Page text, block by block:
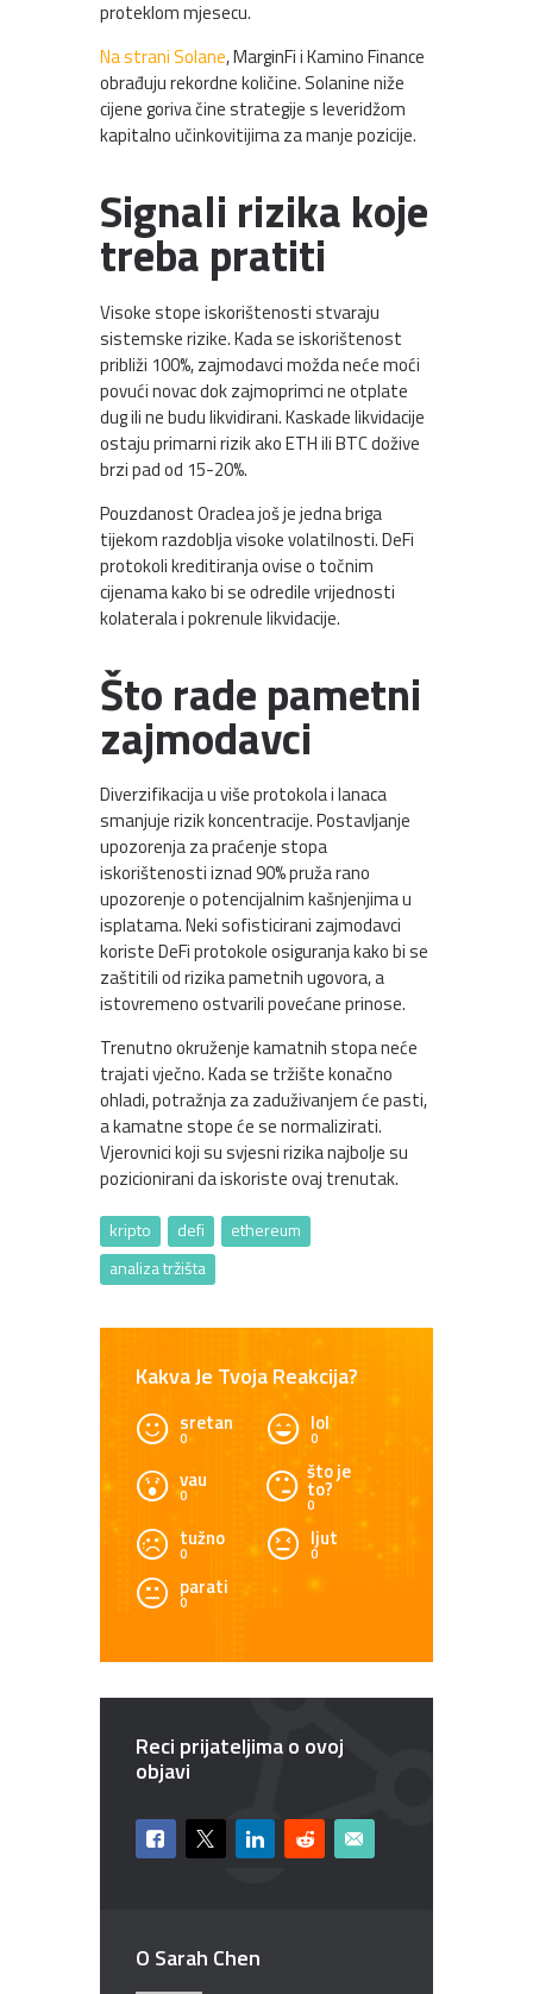
proteklom mjesecu.
Na strani Solane, MarginFi i Kamino Finance
obrađuju rekordne količine. Solanine niže
cijene goriva čine strategije s leveridžom
kapitalno učinkovitijima za manje pozicije.
Signali rizika koje
treba pratiti
Visoke stope iskorištenosti stvaraju
sistemske rizike. Kada se iskorištenost
približi 100%, zajmodavci možda neće moći
povući novac dok zajmoprimci ne otplate
dug ili ne budu likvidirani. Kaskade likvidacije
ostaju primarni rizik ako ETH ili BTC dožive
brzi pad od 15-20%.
Pouzdanost Oraclea još je jedna briga
tijekom razdoblja visoke volatilnosti. DeFi
protokoli kreditiranja ovise o točnim
cijenama kako bi se odredile vrijednosti
kolaterala i pokrenule likvidacije.
Što rade pametni
zajmodavci
Diverzifikacija u više protokola i lanaca
smanjuje rizik koncentracije. Postavljanje
upozorenja za praćenje stopa
iskorištenosti iznad 90% pruža rano
upozorenje o potencijalnim kašnjenjima u
isplatama. Neki sofisticirani zajmodavci
koriste DeFi protokole osiguranja kako bi se
zaštitili od rizika pametnih ugovora, a
istovremeno ostvarili povećane prinose.
Trenutno okruženje kamatnih stopa neće
trajati vječno. Kada se tržište konačno
ohladi, potražnja za zaduživanjem će pasti,
a kamatne stope će se normalizirati.
Vjerovnici koji su svjesni rizika najbolje su
pozicionirani da iskoriste ovaj trenutak.
kripto defi
ethereum
analiza tržišta
Kakva Je Tvoja Reakcija?
sretan
0
lol
0
vau
0
što je
to?
0
tužno
0
ljut
0
parati
0
Reci prijateljima o ovoj
objavi
O Sarah Chen